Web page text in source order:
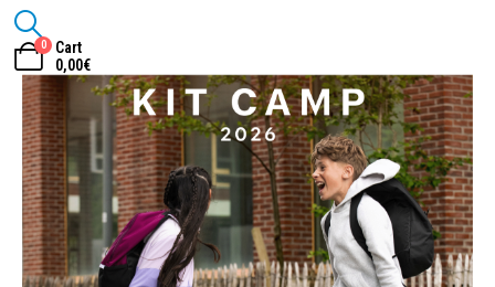
0
Cart
0,00€